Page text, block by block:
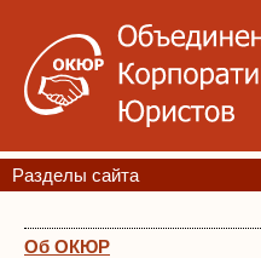
Разделы сайта
Об ОКЮР